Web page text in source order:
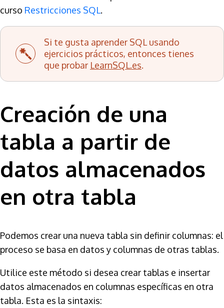
curso Restricciones SQL.
Si te gusta aprender SQL usando
ejercicios prácticos, entonces tienes
que probar LearnSQL.es.
Creación de una
tabla a partir de
datos almacenados
en otra tabla
Podemos crear una nueva tabla sin definir columnas: el
proceso se basa en datos y columnas de otras tablas.
Utilice este método si desea crear tablas e insertar
datos almacenados en columnas específicas en otra
tabla. Esta es la sintaxis: